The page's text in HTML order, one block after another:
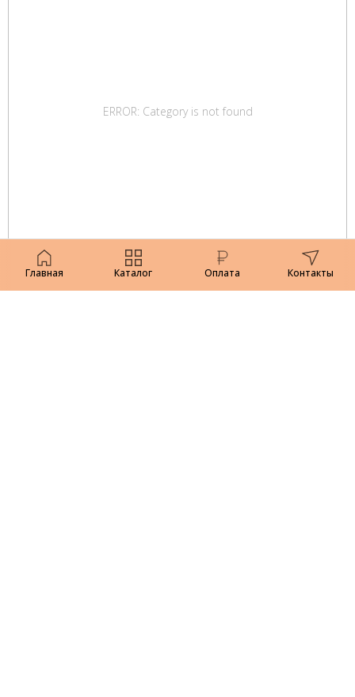
Главная Каталог Оплата Контакты
ERROR: Category is not found